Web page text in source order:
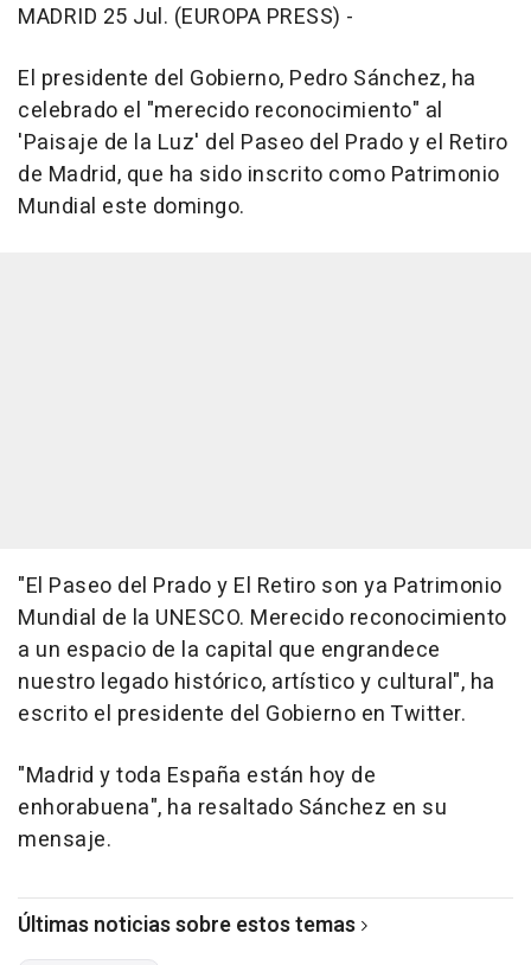
MADRID 25 Jul. (EUROPA PRESS) -
El presidente del Gobierno, Pedro Sánchez, ha
celebrado el "merecido reconocimiento" al
'Paisaje de la Luz' del Paseo del Prado y el Retiro
de Madrid, que ha sido inscrito como Patrimonio
Mundial este domingo.
"El Paseo del Prado y El Retiro son ya Patrimonio
Mundial de la UNESCO. Merecido reconocimiento
a un espacio de la capital que engrandece
nuestro legado histórico, artístico y cultural", ha
escrito el presidente del Gobierno en Twitter.
"Madrid y toda España están hoy de
enhorabuena", ha resaltado Sánchez en su
mensaje.
Últimas noticias sobre estos temas